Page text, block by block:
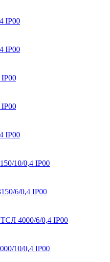
IP00
IP00
IP00
10/0,4 IP00
6/0,4 IP00
4000/6/0,4 IP00
10/0,4 IP00